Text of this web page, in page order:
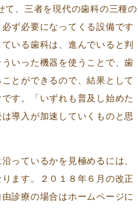
て、三者を現代の歯科の三種の
ず必要になってくる設備です
いる歯科は、進んでいると判
いった機器を使うことで、歯
とができるので、結果として
す。「いずれも普及し始めた
導入が加速していくものと思
っているかを見極めるには、
ます。２０１８年６月の改正
診療の場合はホームページに